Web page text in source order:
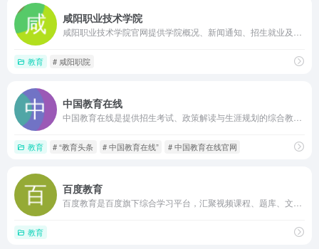
咸阳职业技术学院
教育 # 咸阳职院
中国教育在线
教育 # “教育头条 # 中国教育在线” # 中国教育在线官网
百度教育
教育